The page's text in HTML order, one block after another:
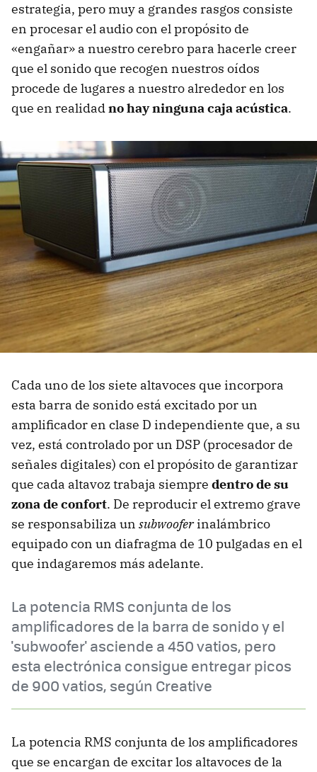
estrategia, pero muy a grandes rasgos consiste
en procesar el audio con el propósito de
«engañar» a nuestro cerebro para hacerle creer
que el sonido que recogen nuestros oídos
procede de lugares a nuestro alrededor en los
que en realidadno hay ninguna caja acústica.
Cada uno de los siete altavoces que incorpora
esta barra de sonido está excitado por un
amplificador en clase D independiente que, a su
vez, está controlado por un DSP (procesador de
señales digitales) con el propósito de garantizar
que cada altavoz trabaja siempre dentro de su
zona de confort. De reproducir el extremo grave
se responsabiliza un subwooferinalámbrico
equipado con un diafragma de 10 pulgadas en el
que indagaremos más adelante.
La potencia RMS conjunta de los
amplificadores de la barra de sonido y el
'subwoofer' asciende a 450 vatios, pero
esta electrónica consigue entregar picos
de 900 vatios, según Creative
La potencia RMS conjunta de los amplificadores
que se encargan de excitar los altavoces de la